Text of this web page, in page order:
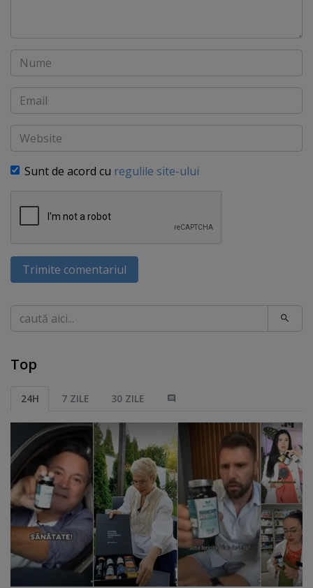
Nume
Email
Website
Sunt de acord cu regulile site-ului
Trimite comentariul
Caută
Top
24H 7 ZILE 30 ZILE